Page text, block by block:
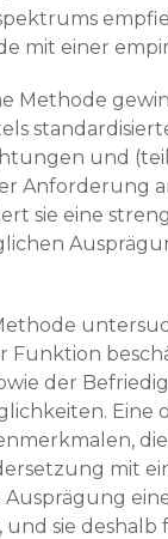
mit einer
Methode
und
Anforderung
sie eine
Funktion
der
Eine
mit
Ausprägung
sie deshalb